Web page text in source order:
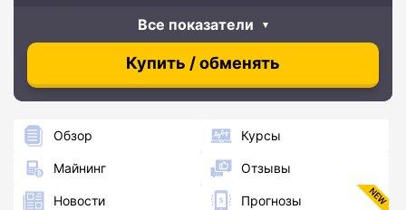
Все показатели
Купить / обменять
Обзор Курсы
Майнинг Отзывы
Новости Прогнозы